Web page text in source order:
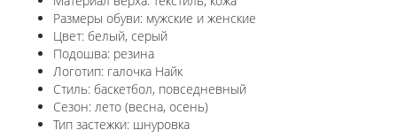
Размеры обуви: мужские и женские
Цвет: белый, серый
Подошва: резина
Логотип: галочка Найк
Стиль: баскетбол, повседневный
Сезон: лето (весна, осень)
Тип застежки: шнуровка